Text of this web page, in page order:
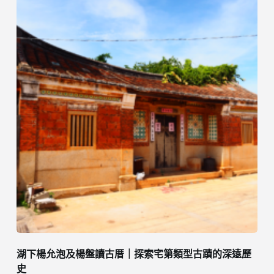
湖下楊允泡及楊盤讀古厝｜探索宅第類型古蹟的深遠歷
史